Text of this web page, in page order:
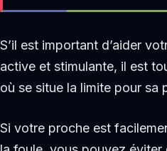
S’il est important d’aider
active et stimulante, il est
où se situe la limite pour sa
Si votre proche est